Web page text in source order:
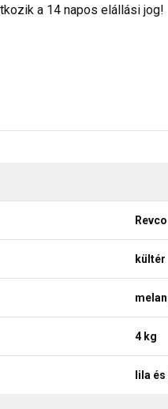
a 14 napos elállási jog!
Revco
kültér
4 kg
lila